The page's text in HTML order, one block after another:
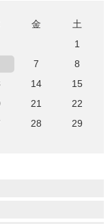
金
土
1
7
8
14
15
21
22
28
29